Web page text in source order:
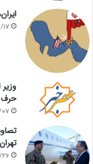
17
وزیر
حرف
07
26